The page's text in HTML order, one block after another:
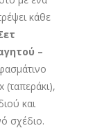
κάθε
–
(ταπεράκι),
και
σχέδιο.